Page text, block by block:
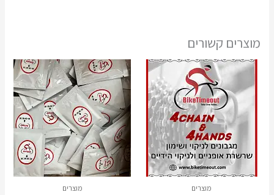
מוצרים קשורים
מוצרים
טווח
מחירים:
עד
⁦₪95.00⁩
למוצר
זה
יש
מספר
סוגים.
ניתן
לבחור
את
האפשרויות
מוצרים